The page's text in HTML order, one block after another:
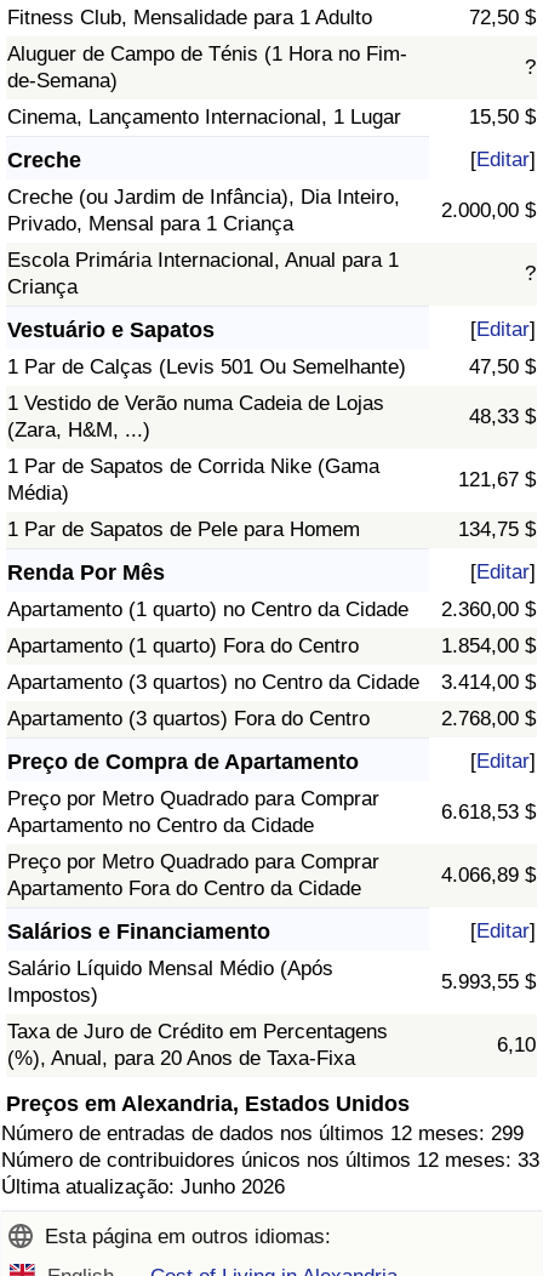
Fitness Club, Mensalidade para 1 Adulto
72,50 $
Aluguer de Campo de Ténis (1 Hora no Fim-
de-Semana)
?
Cinema, Lançamento Internacional, 1 Lugar 15,50 $
Creche [Editar]
Creche (ou Jardim de Infância), Dia Inteiro,
Privado, Mensal para 1 Criança
2.000,00 $
Escola Primária Internacional, Anual para 1
Criança
?
Vestuário e Sapatos [Editar]
1 Par de Calças (Levis 501 Ou Semelhante)
47,50 $
1 Vestido de Verão numa Cadeia de Lojas
(Zara, H&M, ...)
48,33 $
1 Par de Sapatos de Corrida Nike (Gama
Média)
121,67 $
1 Par de Sapatos de Pele para Homem 134,75 $
Renda Por Mês [Editar]
Apartamento (1 quarto) no Centro da Cidade
2.360,00 $
Apartamento (1 quarto) Fora do Centro
1.854,00 $
Apartamento (3 quartos) no Centro da Cidade
3.414,00 $
Apartamento (3 quartos) Fora do Centro
2.768,00 $
Preço de Compra de Apartamento [Editar]
Preço por Metro Quadrado para Comprar
Apartamento no Centro da Cidade
6.618,53 $
Preço por Metro Quadrado para Comprar
Apartamento Fora do Centro da Cidade
4.066,89 $
Salários e Financiamento [Editar]
Salário Líquido Mensal Médio (Após
Impostos)
5.993,55 $
Taxa de Juro de Crédito em Percentagens
(%), Anual, para 20 Anos de Taxa-Fixa
6,10
Preços em Alexandria, Estados Unidos
Número de entradas de dados nos últimos 12 meses: 299
Número de contribuidores únicos nos últimos 12 meses: 33
Última atualização: Junho 2026
Esta página em outros idiomas: